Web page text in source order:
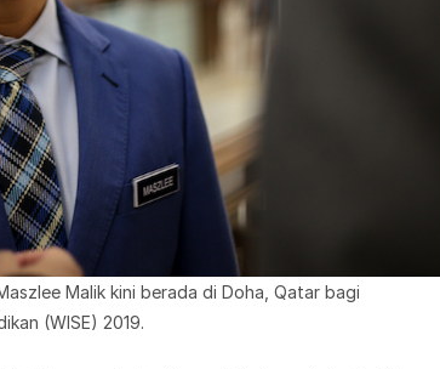
Malik kini berada di Doha, Qatar bagi
(WISE) 2019.